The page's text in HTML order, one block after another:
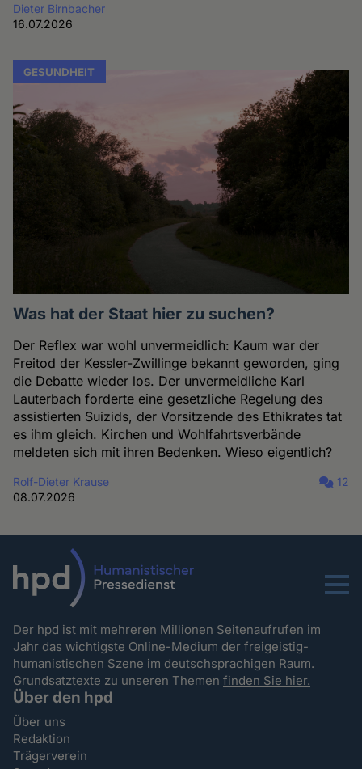
Dieter Birnbacher
16.07.2026
GESUNDHEIT
Was hat der Staat hier zu suchen?
Der Reflex war wohl unvermeidlich: Kaum war der
Freitod der Kessler-Zwillinge bekannt geworden, ging
die Debatte wieder los. Der unvermeidliche Karl
Lauterbach forderte eine gesetzliche Regelung des
assistierten Suizids, der Vorsitzende des Ethikrates tat
es ihm gleich. Kirchen und Wohlfahrtsverbände
meldeten sich mit ihren Bedenken. Wieso eigentlich?
Rolf-Dieter Krause
08.07.2026
12
Menu
Der hpd ist mit mehreren Millionen Seitenaufrufen im
Jahr das wichtigste Online-Medium der freigeistig-
humanistischen Szene im deutschsprachigen Raum.
Grundsatztexte zu unseren Themenfinden Sie hier.
Über den hpd
Über uns
Redaktion
Trägerverein